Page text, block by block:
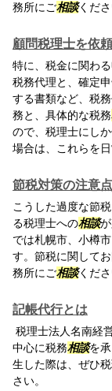
務所にご相談くださ
顧問税理士を依
特に、税金に関わ
税務代理と、確定
する書類など、税
務と、具体的な税務
ので、税理士にし
場合は、これらを日
節税対策の注意点
こうした過度な節
る税理士への相談
では札幌市、小樽
す。節税に関して
務所にご相談くださ
記帳代行とは
税理士法人名南経
中心に税務相談を
生した際は、ぜひ
さい。